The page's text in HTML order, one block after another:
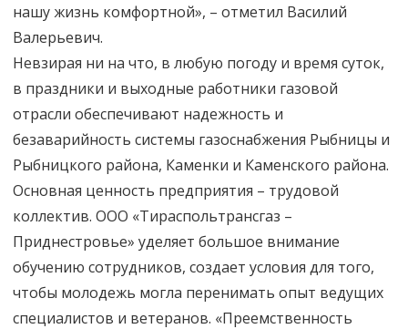
нашу жизнь комфортной», – отметил Василий
Валерьевич.
Невзирая ни на что, в любую погоду и время суток,
в праздники и выходные работники газовой
отрасли обеспечивают надежность и
безаварийность системы газоснабжения Рыбницы и
Рыбницкого района, Каменки и Каменского района.
Основная ценность предприятия – трудовой
коллектив. ООО «Тираспольтрансгаз –
Приднестровье» уделяет большое внимание
обучению сотрудников, создает условия для того,
чтобы молодежь могла перенимать опыт ведущих
специалистов и ветеранов. «Преемственность